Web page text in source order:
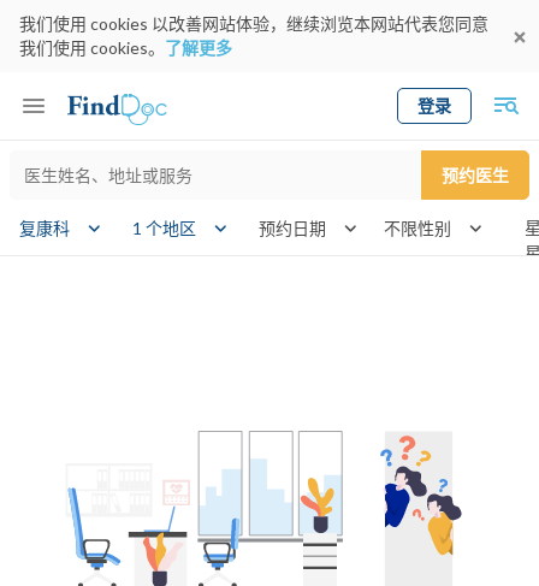
我们使用 cookies 以改善网站体验，继续浏览本网站代表您同意
我们使用 cookies。 了解更多
登录
Keyword 预约医生
复康科 1 个地区 预约日期